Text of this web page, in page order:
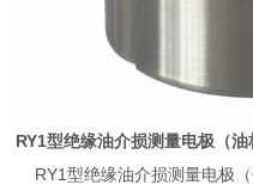
RY1型绝缘油介损测量电极（油
RY1型绝缘油介损测量电极（